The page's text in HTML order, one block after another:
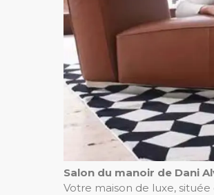
Salon du manoir de Dani
Votre maison de luxe,